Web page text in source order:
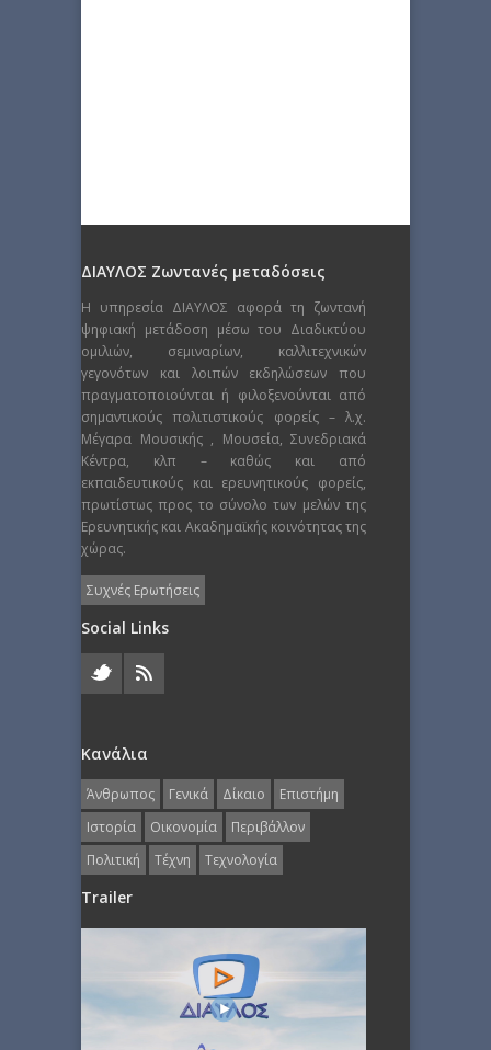
ΔΙΑΥΛΟΣ Ζωντανές μεταδόσεις
Η υπηρεσία ΔΙΑΥΛΟΣ αφορά τη ζωντανή
ψηφιακή μετάδοση μέσω του Διαδικτύου
ομιλιών, σεμιναρίων, καλλιτεχνικών
γεγονότων και λοιπών εκδηλώσεων που
πραγματοποιούνται ή φιλοξενούνται από
σημαντικούς πολιτιστικούς φορείς – λ.χ.
Μέγαρα Μουσικής , Μουσεία, Συνεδριακά
Κέντρα, κλπ – καθώς και από
εκπαιδευτικούς και ερευνητικούς φορείς,
πρωτίστως προς το σύνολο των μελών της
Ερευνητικής και Ακαδημαϊκής κοινότητας της
χώρας.
Συχνές Ερωτήσεις
Social Links
Κανάλια
Άνθρωπος Γενικά Δίκαιο
Επιστήμη
Ιστορία
Οικονομία
Περιβάλλον
Πολιτική
Τέχνη Τεχνολογία
Trailer